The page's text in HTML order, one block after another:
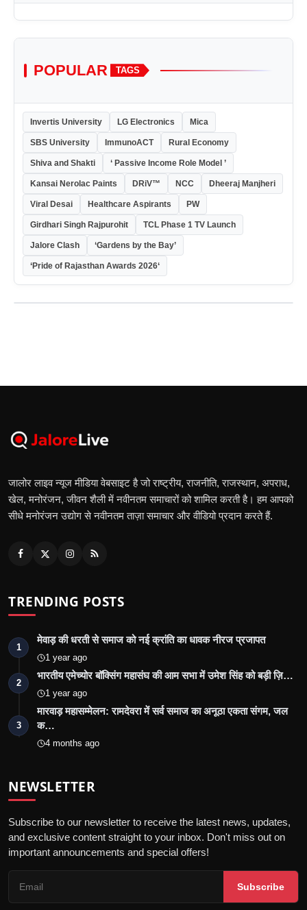
POPULAR TAGS
Invertis University LG Electronics Mica
SBS University ImmunoACT Rural Economy
Shiva and Shakti ‘ Passive Income Role Model ’
Kansai Nerolac Paints DRiV™ NCC Dheeraj Manjheri
Viral Desai Healthcare Aspirants PW
Girdhari Singh Rajpurohit TCL Phase 1 TV Launch
Jalore Clash ‘Gardens by the Bay’
‘Pride of Rajasthan Awards 2026‘
जालोर लाइव न्यूज मीडिया वेबसाइट है जो राष्ट्रीय, राजनीति, राजस्थान, अपराध,
खेल, मनोरंजन, जीवन शैली में नवीनतम समाचारों को शामिल करती है। हम आपको
सीधे मनोरंजन उद्योग से नवीनतम ताज़ा समाचार और वीडियो प्रदान करते हैं.
TRENDING POSTS
1
मेवाड़ की धरती से समाज को नई क्रांति का धावक नीरज प्रजापत
1 year ago
2
भारतीय एमेच्योर बॉक्सिंग महासंघ की आम सभा में उमेश सिंह को बड़ी ज़ि…
1 year ago
3
मारवाड़ महासम्मेलन: रामदेवरा में सर्व समाज का अनूठा एकता संगम, जल
क…
4 months ago
NEWSLETTER
Subscribe to our newsletter to receive the latest news, updates,
and exclusive content straight to your inbox. Don't miss out on
important announcements and special offers!
Subscribe